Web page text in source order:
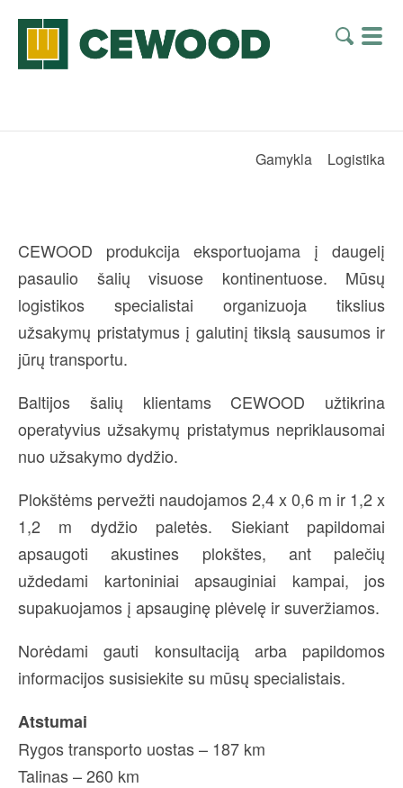
Gamykla Logistika
CEWOOD produkcija eksportuojama į daugelį
pasaulio šalių visuose kontinentuose. Mūsų
logistikos specialistai organizuoja tikslius
užsakymų pristatymus į galutinį tikslą sausumos ir
jūrų transportu.
Baltijos šalių klientams CEWOOD užtikrina
operatyvius užsakymų pristatymus nepriklausomai
nuo užsakymo dydžio.
Plokštėms pervežti naudojamos 2,4 x 0,6 m ir 1,2 x
1,2 m dydžio paletės. Siekiant papildomai
apsaugoti akustines plokštes, ant palečių
uždedami kartoniniai apsauginiai kampai, jos
supakuojamos į apsauginę plėvelę ir suveržiamos.
Norėdami gauti konsultaciją arba papildomos
informacijos susisiekite su mūsų specialistais.
Atstumai
Rygos transporto uostas – 187 km
Talinas – 260 km